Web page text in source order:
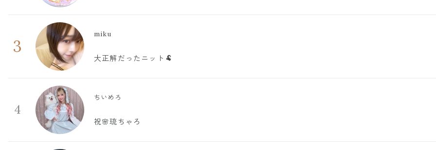
3
miku
大正解だったニット🐏
4
ちいめろ
祝🌸琉ちゃろ